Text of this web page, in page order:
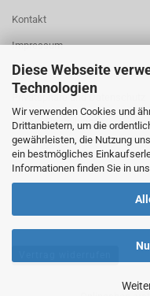
Diese Webseite
Technologien
Wir verwenden Cookies und
Drittanbietern, um die
gewährleisten, die Nutzung
ein bestmögliches
Informationen finden Sie in
Kontakt
Impressum
AGB
Privatsphäre und Datenschutz
Cookie Einstellungen